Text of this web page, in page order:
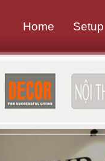
Home Setup
B